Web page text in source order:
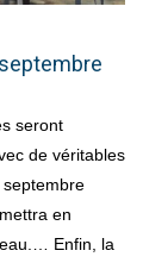
seront
de véritables
septembre
en
Enfin, la